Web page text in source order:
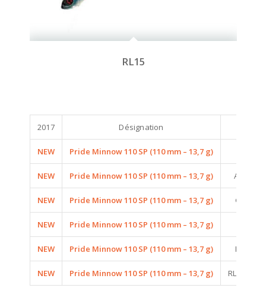
RL15
2017 Désignation
NEW Pride Minnow 110 SP (110 mm – 13,7 g)
NEW Pride Minnow 110 SP (110 mm – 13,7 g) A22
NEW Pride Minnow 110 SP (110 mm – 13,7 g) G06
NEW Pride Minnow 110 SP (110 mm – 13,7 g)
NEW Pride Minnow 110 SP (110 mm – 13,7 g) RL13
NEW Pride Minnow 110 SP (110 mm – 13,7 g) RL15